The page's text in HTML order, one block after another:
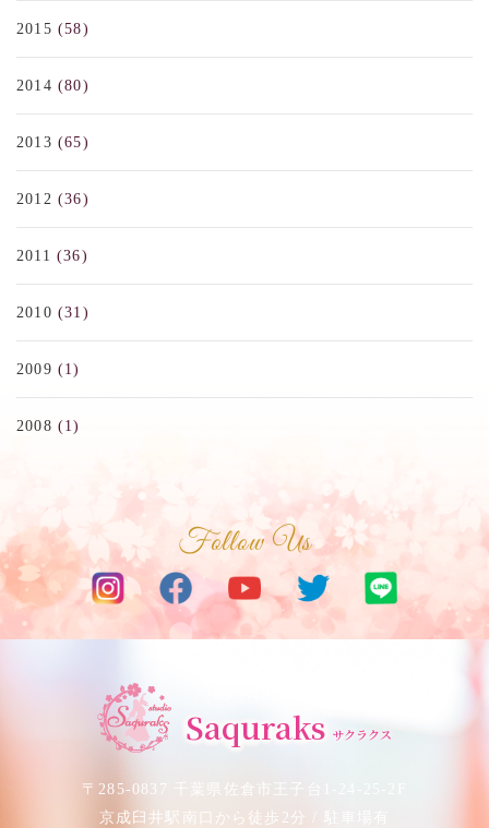
2015 (58)
2014 (80)
2013 (65)
2012 (36)
2011 (36)
2010 (31)
2009 (1)
2008 (1)
Follow Us
Saquraks サクラクス
〒285-0837 千葉県佐倉市王子台1-24-25-2F
京成臼井駅南口から徒歩2分 / 駐車場有